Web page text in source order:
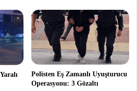
Polisten Eş Zamanlı Uyuşturucu
Operasyonu: 3 Gözaltı